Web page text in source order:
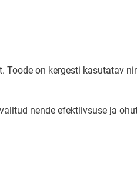
on kergesti kasutatav
nende efektiivsuse ja